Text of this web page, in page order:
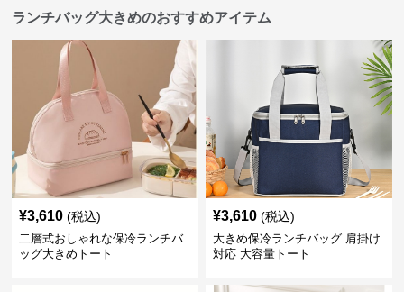
ランチバッグ大きめのおすすめアイテム
¥3,610 (税込)
二層式おしゃれな保冷ランチバ
ッグ大きめトート
¥3,610 (税込)
大きめ保冷ランチバッグ 肩掛け
対応 大容量トート